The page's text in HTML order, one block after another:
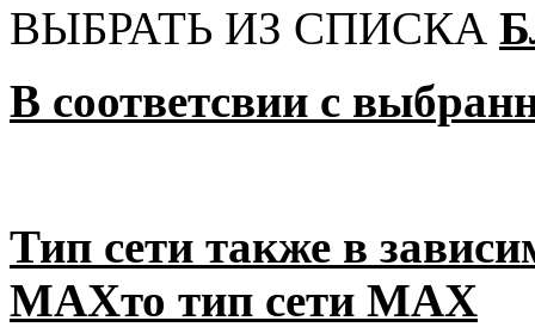
ВЫБРАТЬ ИЗ СПИСКА
В соответсвии с
Тип сети также в
MAXто тип сети MAX